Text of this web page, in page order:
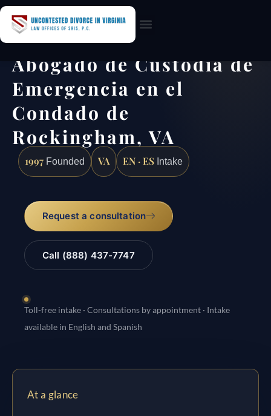
Abogado de Custodia de
Emergencia en el
Condado de
Rockingham, VA
1997 Founded VA EN · ES Intake
Request a consultation
Call (888) 437-7747
Toll-free intake · Consultations by appointment · Intake
available in English and Spanish
At a glance